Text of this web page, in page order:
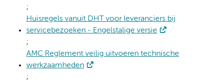
;
Huisregels vanuit DHT voor leveranciers bij
servicebezoeken - Engelstalige versie
;
AMC Reglement veilig uitvoeren technische
werkzaamheden
;